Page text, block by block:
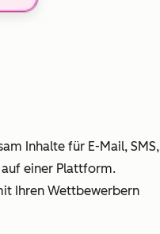
Inhalte für E-Mail, SMS,
auf einer Plattform.
Ihren Wettbewerbern